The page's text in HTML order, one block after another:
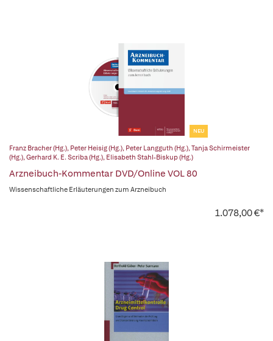
NEU
Franz Bracher (Hg.), Peter Heisig (Hg.), Peter Langguth (Hg.),Tanja Schirmeister
(Hg.),Gerhard K. E. Scriba (Hg.), Elisabeth Stahl-Biskup (Hg.)
Arzneibuch-Kommentar DVD/Online VOL 80
Wissenschaftliche Erläuterungen zum Arzneibuch
1.078,00 €*